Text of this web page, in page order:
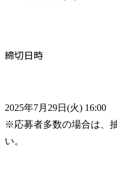
締切日時
2025年7月29日(火) 16:00
※応募者多数の場合は、
い。